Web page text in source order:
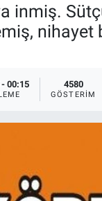
inmiş.
00:15 4580
GÖSTERIM